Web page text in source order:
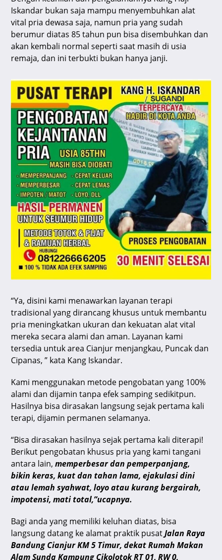
Iskandar bukan saja mampu menyembuhkan alat
vital pria dewasa saja, namun pria yang sudah
berumur diatas 85 tahun pun bisa disembuhkan dan
akan kembali normal seperti saat masih di usia
remaja, dan ini terbukti bukan hanya janji.
“Ya, disini kami menawarkan layanan terapi
tradisional yang dirancang khusus untuk membantu
pria meningkatkan ukuran dan kekuatan alat vital
mereka secara alami dan aman. Layanan kami
tersedia untuk area Cianjur menjangkau, Puncak dan
Cipanas, ” kata Kang Iskandar.
Kami menggunakan metode pengobatan yang 100%
alami dan dijamin tanpa efek samping sedikitpun.
Hasilnya bisa dirasakan langsung sejak pertama kali
terapi, dijamin permanen selamanya.
“Bisa dirasakan hasilnya sejak pertama kali diterapi!
Berikut pengobatan khusus pria yang kami tangani
antara lain,memperbesar dan pemperpanjang,
bikin keras, kuat dan tahan lama, ejakulasi dini
atau lemah syahwat, loyo atau kurang bergairah,
impotensi, mati total,”ucapnya.
Bagi anda yang memiliki keluhan diatas, bisa
langsung datang ke alamat praktik pusatJalan Raya
Bandung Cianjur KM 5 Timur, dekat Rumah Makan
Alam Sunda Kampung Cikolotok RT 01, RW 0,